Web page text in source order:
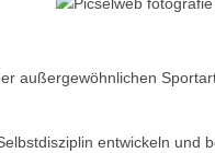
außergewöhnlichen
entwickeln und